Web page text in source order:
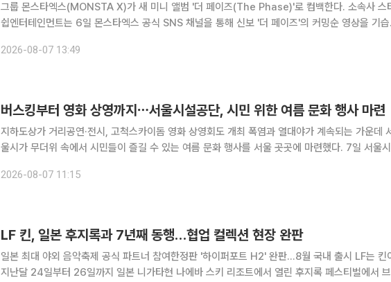
그룹 몬스타엑스(MONSTA X)가 새 미니 앨범 '더 페이즈(The Phase)'로 컴백한다. 소속사 스타
쉽엔터테인먼트는 6일 몬스타엑스 공식 SNS 채널을 통해 신보 '더 페이즈'의 커밍순 영상을 기습
로 형상화된 멤버들은 역동적인 퍼포먼스와 질주하는
2026-08-07 13:49
버스킹부터 영화 상영까지⋯서울시설공단, 시민 위한 여름 문화 행사 마련
지하도상가 거리공연·전시, 고척스카이돔 영화 상영회도 개최 폭염과 열대야가 계속되는 가운데 서
울시가 무더위 속에서 시민들이 즐길 수 있는 여름 문화 행사를 서울 곳곳에 마련했다. 7일 서울시
물놀이 프로그램에 이르기까지 다채로운 여름 시민 행사를 개최한다고 밝혔다
2026-08-07 11:15
LF 킨, 일본 후지록과 7년째 동행…협업 컬렉션 현장 완판
일본 최대 야외 음악축제 공식 파트너 참여한정판 '하이퍼포트 H2' 완판…8월 국내 출시 LF는 킨이
지난달 24일부터 26일까지 일본 니가타현 나에바 스키 리조트에서 열린 후지록 페스티벌에서 브